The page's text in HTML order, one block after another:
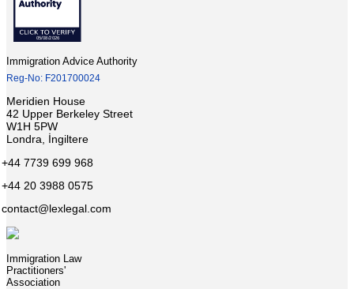
Immigration Advice Authority
Reg-No: F201700024
Meridien House
42 Upper Berkeley Street
W1H 5PW
Londra, İngiltere
+44 7739 699 968
+44 20 3988 0575
contact@lexlegal.com
Immigration Law
Practitioners'
Association